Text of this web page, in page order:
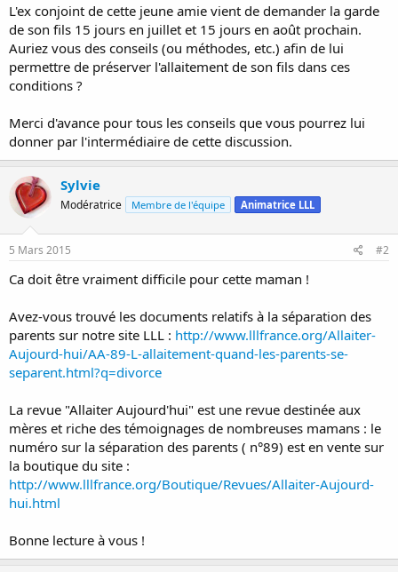
L'ex conjoint de cette jeune amie vient de demander la garde
de son fils 15 jours en juillet et 15 jours en août prochain.
Auriez vous des conseils (ou méthodes, etc.) afin de lui
permettre de préserver l'allaitement de son fils dans ces
conditions ?
Merci d'avance pour tous les conseils que vous pourrez lui
donner par l'intermédiaire de cette discussion.
Sylvie
Modératrice Membre de l'équipe Animatrice LLL
5 Mars 2015 #2
Ca doit être vraiment difficile pour cette maman !
Avez-vous trouvé les documents relatifs à la séparation des
parents sur notre site LLL : http://www.lllfrance.org/Allaiter-
Aujourd-hui/AA-89-L-allaitement-quand-les-parents-se-
separent.html?q=divorce
La revue "Allaiter Aujourd'hui" est une revue destinée aux
mères et riche des témoignages de nombreuses mamans : le
numéro sur la séparation des parents ( n°89) est en vente sur
la boutique du site :
http://www.lllfrance.org/Boutique/Revues/Allaiter-Aujourd-
hui.html
Bonne lecture à vous !